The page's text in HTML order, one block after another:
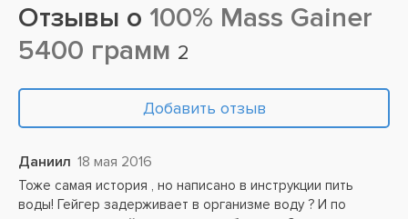
Отзывы о 100% Mass Gainer
5400 грамм 2
Добавить отзыв
Даниил 18 мая 2016
Тоже самая история , но написано в инструкции пить
воды! Гейгер задерживает в организме воду ? И по